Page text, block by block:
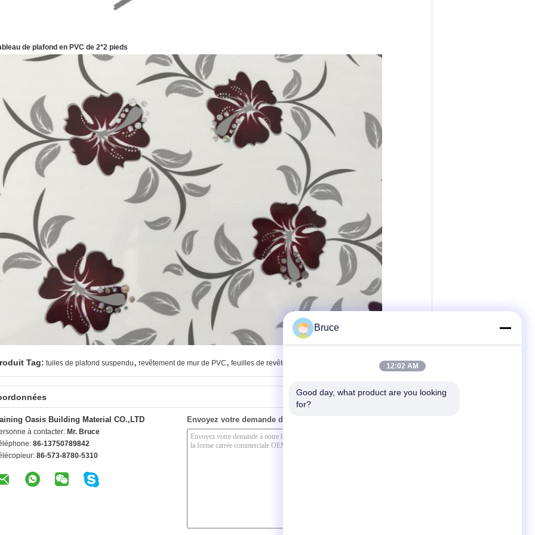
de plafond en PVC de 2*2 pieds
Tag: tuiles de plafond suspendu, revêtement de mur de PVC, feuilles de revêtement de PVC
Oasis Building Material CO.,LTD
à contacter: Mr. Bruce
86-13750789842
86-573-8780-5310
Envoyez votre demande directement à nous
Bruce
12:02 AM
Good day, what product are you looking
for?